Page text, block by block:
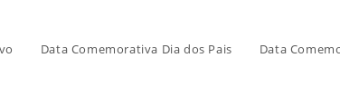
Data Comemorativa Dia dos Pais Data